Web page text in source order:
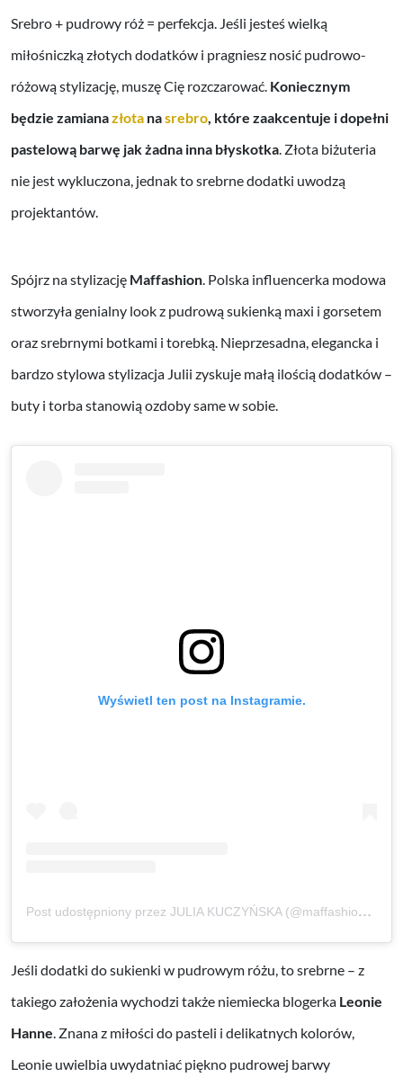
Srebro + pudrowy róż = perfekcja. Jeśli jesteś wielką
miłośniczką złotych dodatków i pragniesz nosić pudrowo-
różową stylizację, muszę Cię rozczarować. Koniecznym
będzie zamianazłota nasrebro, które zaakcentuje i dopełni
pastelową barwę jak żadna inna błyskotka. Złota biżuteria
nie jest wykluczona, jednak to srebrne dodatki uwodzą
projektantów.
Spójrz na stylizację Maffashion. Polska influencerka modowa
stworzyła genialny look z pudrową sukienką maxi i gorsetem
oraz srebrnymi botkami i torebką. Nieprzesadna, elegancka i
bardzo stylowa stylizacja Julii zyskuje małą ilością dodatków –
buty i torba stanowią ozdoby same w sobie.
Wyświetl ten post na Instagramie.
Post udostępniony przez JULIA KUCZYŃSKA (@maffashion_official)
Jeśli dodatki do sukienki w pudrowym różu, to srebrne – z
takiego założenia wychodzi także niemiecka blogerka Leonie
Hanne. Znana z miłości do pasteli i delikatnych kolorów,
Leonie uwielbia uwydatniać piękno pudrowej barwy